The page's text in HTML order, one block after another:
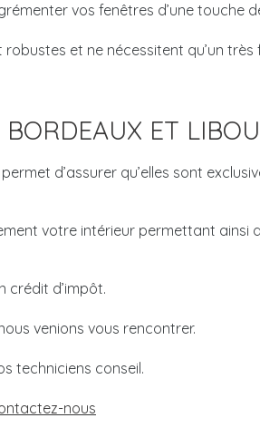
vos fenêtres d’une touche
robustes et ne nécessitent qu’un
ET
d’assurer qu’elles sont
votre intérieur permettant ainsi
crédit d’impôt.
venions vous rencontrer.
techniciens conseil.
nous